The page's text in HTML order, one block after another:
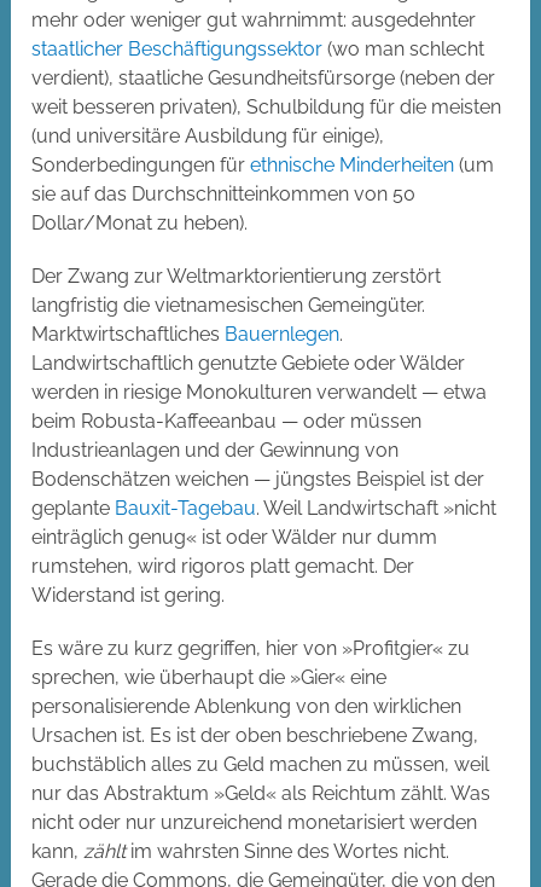
mehr oder weniger gut wahrnimmt: ausgedehnter
staatlicher Beschäftigungssektor (wo man schlecht
verdient), staatliche Gesundheitsfürsorge (neben der
weit besseren privaten), Schulbildung für die meisten
(und universitäre Ausbildung für einige),
Sonderbedingungen fürethnische Minderheiten (um
sie auf das Durchschnitteinkommen von 50
Dollar/Monat zu heben).
Der Zwang zur Weltmarktorientierung zerstört
langfristig die vietnamesischen Gemeingüter.
Marktwirtschaftliches Bauernlegen.
Landwirtschaftlich genutzte Gebiete oder Wälder
werden in riesige Monokulturen verwandelt — etwa
beim Robusta-Kaffeeanbau — oder müssen
Industrieanlagen und der Gewinnung von
Bodenschätzen weichen — jüngstes Beispiel ist der
geplante Bauxit-Tagebau. Weil Landwirtschaft »nicht
einträglich genug« ist oder Wälder nur dumm
rumstehen, wird rigoros platt gemacht. Der
Widerstand ist gering.
Es wäre zu kurz gegriffen, hier von »Profitgier« zu
sprechen, wie überhaupt die »Gier« eine
personalisierende Ablenkung von den wirklichen
Ursachen ist. Es ist der oben beschriebene Zwang,
buchstäblich alles zu Geld machen zu müssen, weil
nur das Abstraktum »Geld« als Reichtum zählt. Was
nicht oder nur unzureichend monetarisiert werden
kann,zähltim wahrsten Sinne des Wortes nicht.
Gerade die Commons, die Gemeingüter, die von den